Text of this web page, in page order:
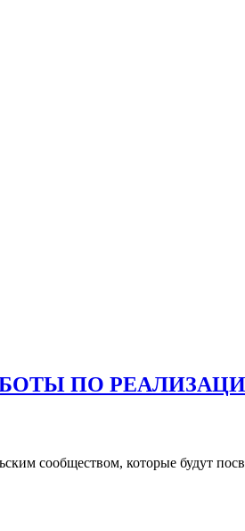
ПО
сообществом, которые будут